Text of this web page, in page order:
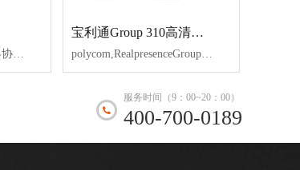
MAXHUBX3旗舰版无界协作，更自由。MAXHUBX3会议平板，全新一代企业高效办公设备，覆盖了书写、展示、协同三大会议场景中需要的功能，打破了传统会议的繁琐束缚，打破了协作边界，轻松实现端与端之间的无线连接，人与人之间的跨时空连接，带来高效协同的轻办公方式。
宝利通Group 310高清视频会议终端
polycom,RealpresenceGroup310解决方案专为中小规模应用场景优化设计，非常适合中、小型会议室和个人办公场所。安装与配置非常简单，紧凑的流线型设计便于放置，令房间更加整洁。
服务时间（9：00~20：00）
400-700-0189